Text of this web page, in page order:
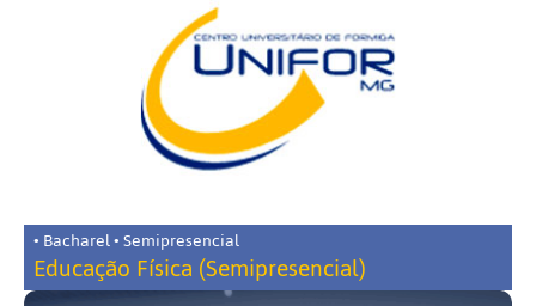
• Bacharel • Semipresencial
Educação Física (Semipresencial)